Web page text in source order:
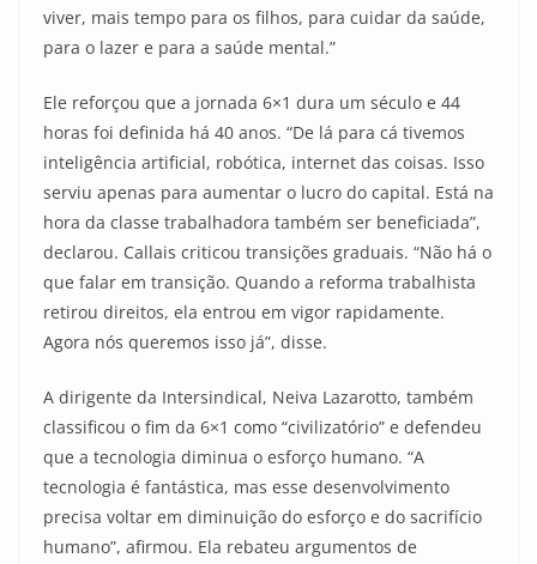
viver, mais tempo para os filhos, para cuidar da saúde,
para o lazer e para a saúde mental.”
Ele reforçou que a jornada 6×1 dura um século e 44
horas foi definida há 40 anos. “De lá para cá tivemos
inteligência artificial, robótica, internet das coisas. Isso
serviu apenas para aumentar o lucro do capital. Está na
hora da classe trabalhadora também ser beneficiada”,
declarou. Callais criticou transições graduais. “Não há o
que falar em transição. Quando a reforma trabalhista
retirou direitos, ela entrou em vigor rapidamente.
Agora nós queremos isso já”, disse.
A dirigente da Intersindical, Neiva Lazarotto, também
classificou o fim da 6×1 como “civilizatório” e defendeu
que a tecnologia diminua o esforço humano. “A
tecnologia é fantástica, mas esse desenvolvimento
precisa voltar em diminuição do esforço e do sacrifício
humano”, afirmou. Ela rebateu argumentos de